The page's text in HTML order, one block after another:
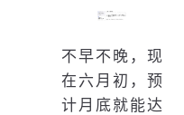
不早不晚，现
在六月初，预
计月底就能达